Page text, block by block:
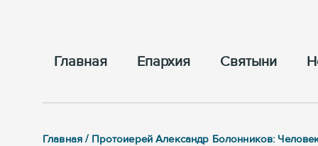
Главная Епархия Cвятыни
Главная / Протоиерей Александр Болонников: